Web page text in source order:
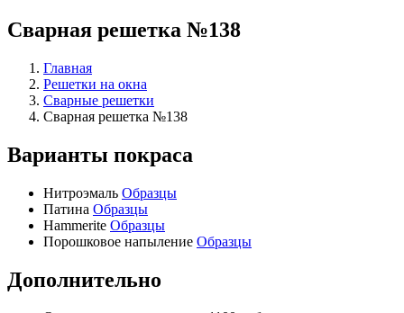
Сварная решетка №138
Главная
Решетки на окна
Сварные решетки
Сварная решетка №138
Варианты покраса
Нитроэмаль Образцы
Патина Образцы
Hammerite Образцы
Порошковое напыление Образцы
Дополнительно